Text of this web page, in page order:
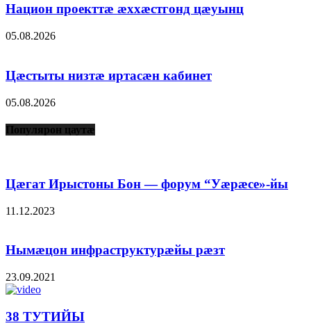
Национ проекттæ æххæстгонд цæуынц
05.08.2026
Цæстыты низтæ иртасæн кабинет
05.08.2026
Популярон цаутæ
Цæгат Ирыстоны Бон — форум “Уæрæсе»-йы
11.12.2023
Нымæцон инфраструктурæйы рæзт
23.09.2021
38 ТУТИЙЫ